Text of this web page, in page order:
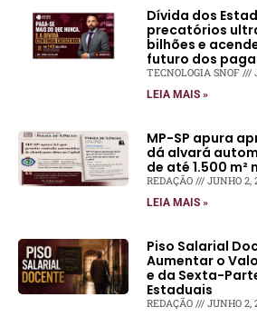
Dívida dos
precatórios
bilhões e
futuro dos
TECNOLOGIA SNOF
LEIA MAIS »
MP-SP apura
dá alvará
de até 1.500 m²
REDAÇÃO JUNHO 2,
LEIA MAIS »
Piso Salarial
Aumentar o
e da Sexta-
Estaduais
REDAÇÃO JUNHO 2,